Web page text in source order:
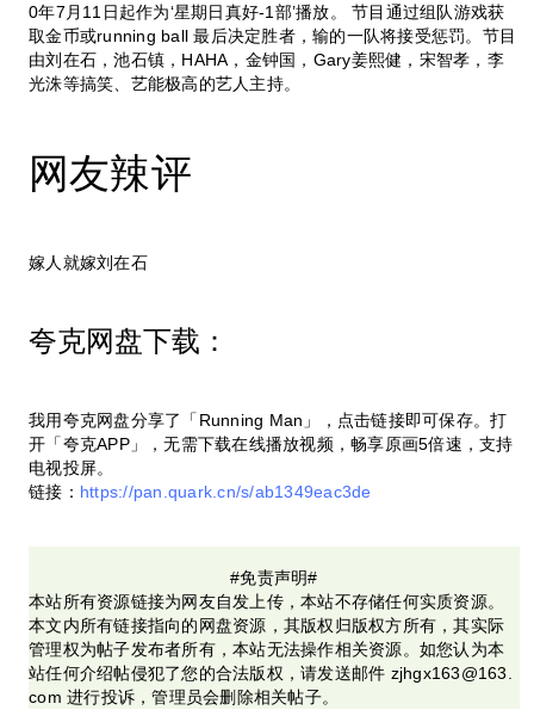
0年7月11日起作为‘星期日真好-1部’播放。 节目通过组队游戏获
取金币或running ball 最后决定胜者，输的一队将接受惩罚。节目
由刘在石，池石镇，HAHA，金钟国，Gary姜熙健，宋智孝，李
光洙等搞笑、艺能极高的艺人主持。
网友辣评
嫁人就嫁刘在石
夸克网盘下载：
我用夸克网盘分享了「Running Man」，点击链接即可保存。打
开「夸克APP」，无需下载在线播放视频，畅享原画5倍速，支持
电视投屏。
链接： https://pan.quark.cn/s/ab1349eac3de
#免责声明#
本站所有资源链接为网友自发上传，本站不存储任何实质资源。
本文内所有链接指向的网盘资源，其版权归版权方所有，其实际
管理权为帖子发布者所有，本站无法操作相关资源。如您认为本
站任何介绍帖侵犯了您的合法版权，请发送邮件 zjhgx163@163.
com 进行投诉，管理员会删除相关帖子。